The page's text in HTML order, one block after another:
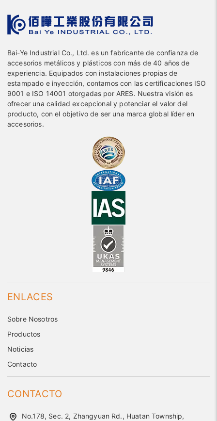
Bai-Ye Industrial Co., Ltd. es un fabricante de confianza de
accesorios metálicos y plásticos con más de 40 años de
experiencia. Equipados con instalaciones propias de
estampado e inyección, contamos con las certificaciones ISO
9001 e ISO 14001 otorgadas por ARES. Nuestra visión es
ofrecer una calidad excepcional y potenciar el valor del
producto, con el objetivo de ser una marca global líder en
accesorios.
ENLACES
Sobre Nosotros
Productos
Noticias
Contacto
CONTACTO
No.178, Sec. 2, Zhangyuan Rd., Huatan Township,